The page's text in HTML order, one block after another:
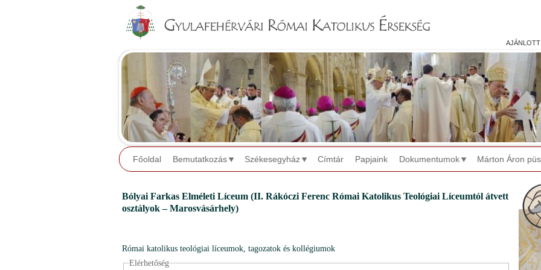
ajánlott
Főoldal Bemutatkozás Székesegyház Címtár Papjaink Dokumentumok Márton Áron
Bólyai Farkas Elméleti Líceum (II. Rákóczi Ferenc Római Katolikus Teológiai Líceumtól átvett
osztályok – Marosvásárhely)
Római katolikus teológiai líceumok, tagozatok és kollégiumok
Elérhetőség